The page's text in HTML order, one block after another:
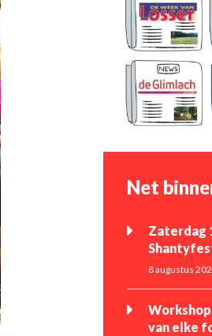
Net
Zaterdag
8 augustus
van elke